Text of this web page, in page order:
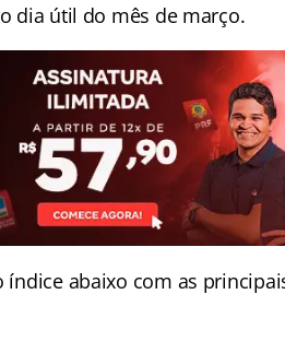
dia útil do mês de março.
índiceabaixo com as